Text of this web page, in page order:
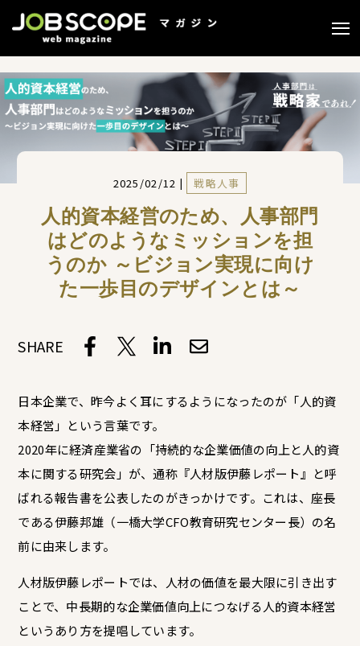
2025/02/12 | 戦略人事
人的資本経営のため、人事部門
はどのようなミッションを担
うのか ～ビジョン実現に向け
た一歩目のデザインとは～
SHARE
日本企業で、昨今よく耳にするようになったのが「人的資
本経営」という言葉です。
2020年に経済産業省の「持続的な企業価値の向上と人的資
本に関する研究会」が、通称『人材版伊藤レポート』と呼
ばれる報告書を公表したのがきっかけです。これは、座長
である伊藤邦雄（一橋大学CFO教育研究センター長）の名
前に由来します。
人材版伊藤レポートでは、人材の価値を最大限に引き出す
ことで、中長期的な企業価値向上につなげる人的資本経営
というあり方を提唱しています。